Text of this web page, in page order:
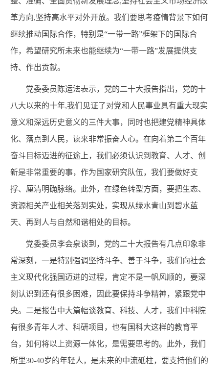
革方向,坚持高水平对外开放。我们要思考疫情背景下如何
继续推动国际合作，特别是“一带一路”框架下的国际合
作，希望研究所未来也能继续为“一带一路”发展提供支
持、作出贡献。
党委委员陈运法表示，党的二十大报告指出， 党的十
八大以来的十年,我们 见证了对党和人民事业具有重大现实
意义和深远历史意义的三件大事，同时也把建党精神具体
化、落点到人民，读来非常振奋人心。在向着第二个百年
奋斗目标迈进的征途上，我们必须认识到教育、人才、创
新是非常重要的事，作为国家研究队伍，我们要做好支
撑、厘清明确脉络。此外，在绿色转型方面，要把生态、
资源相关产业相关落到实处，实现从绿水青山到碧水蓝
天、再到人与自然和谐相处的目标。
党委委员李会泉谈到，党的二十大报告有几点印象非
常深刻，一是特别强调坚持斗争、善于斗争，我们向社会
主义现代化强国迈进的过程，肯定不是一帆风顺的，要深
刻认识到还有很多困难，因此要保持斗争精神，紧跟党中
央。二是报告中大篇幅谈教育、科技、人才，我们中科院
有很多青年人才、科研项目，也有国科大这样的教育平
台，如何将以上资源一体化，是需要思考的。此外，我们
所里30-40岁的年轻人，是未来的中流砥柱，要支持他们的